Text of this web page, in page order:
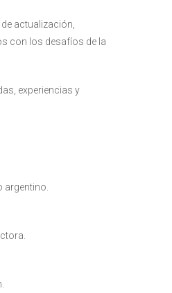
de actualización,
con los desafíos de la
experiencias y